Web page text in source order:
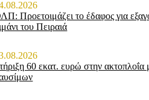
Προετοιμάζει το έδαφος για
του Πειραιά
60 εκατ. ευρώ στην